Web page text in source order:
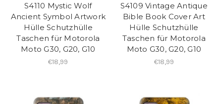
S4110 Mystic Wolf
Ancient Symbol Artwork
Hülle Schutzhülle
Taschen für Motorola
Moto G30, G20, G10
€18,99
S4109 Vintage Antique
Bible Book Cover Art
Hülle Schutzhülle
Taschen für Motorola
Moto G30, G20, G10
€18,99